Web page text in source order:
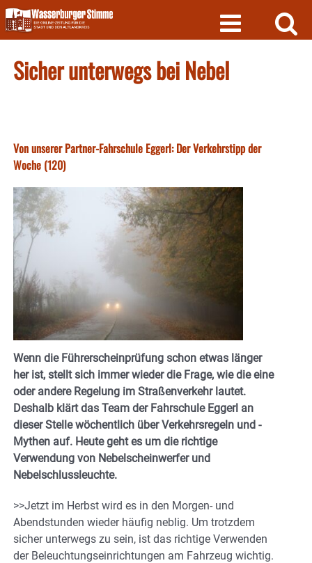
Skip
to
content
Sicher unterwegs bei Nebel
Von unserer Partner-Fahrschule Eggerl: Der Verkehrstipp der
Woche (120)
Wenn die Führerscheinprüfung schon etwas länger
her ist, stellt sich immer wieder die Frage, wie die eine
oder andere Regelung im Straßenverkehr lautet.
Deshalb klärt das Team der Fahrschule Eggerl an
dieser Stelle wöchentlich über Verkehrsregeln und -
Mythen auf. Heute geht es um die richtige
Verwendung von Nebelscheinwerfer und
Nebelschlussleuchte.
>>Jetzt im Herbst wird es in den Morgen- und
Abendstunden wieder häufig neblig. Um trotzdem
sicher unterwegs zu sein, ist das richtige Verwenden
der Beleuchtungseinrichtungen am Fahrzeug wichtig.